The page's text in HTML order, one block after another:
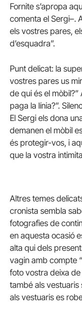
Fornite s’apropa
comenta el Sergi–.
els vostres pares,
d’esquadra”.
Punt delicat: la
vostres pares us
de qui és el mòbil?”
paga la línia?”.
El Sergi els dona
demanen el mòbil
és protegir-vos, i
que la vostra
Altres temes
cronista sembla
fotografies de
en aquesta ocasió
alta qui dels
vagin amb compte
foto vostra deixa
també als vestuaris
als vestuaris es